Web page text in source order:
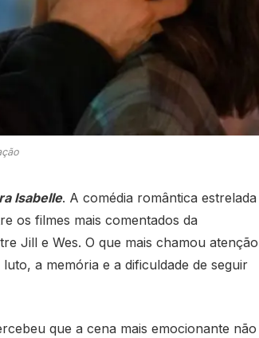
Isabelle. A comédia romântica estrelada
os filmes mais comentados da
Jill e Wes. O que mais chamou atenção
a memória e a dificuldade de seguir
que a cena mais emocionante não